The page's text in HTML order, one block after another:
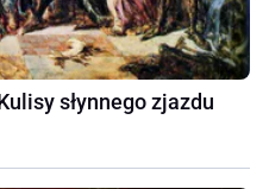
słynnego zjazdu